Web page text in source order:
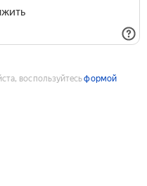
воспользуйтесьформой